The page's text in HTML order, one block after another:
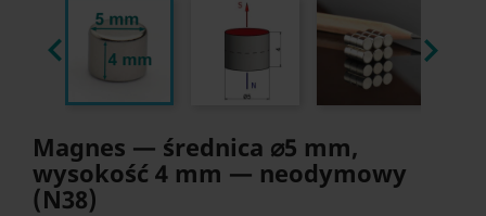
 
Magnes — średnica ⌀5 mm,
wysokość 4 mm — neodymowy
(N38)